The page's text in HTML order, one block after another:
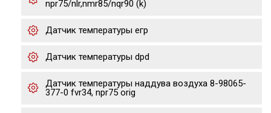
npr75/nlr,nmr85/nqr90 (k)
Датчик температуры егр
Датчик температуры dpd
Датчик температуры наддува воздуха 8-98065-
377-0 fvr34, npr75 orig